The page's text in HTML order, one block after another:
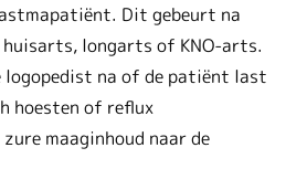
Dit gebeurt na
longarts of KNO-arts.
logopedist na of de patiënt last
hoesten of reflux
maaginhoud naar de